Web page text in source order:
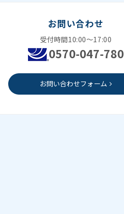
お問い合わせ
受付時間10:00～17:00
0570-047-780
お問い合わせフォーム